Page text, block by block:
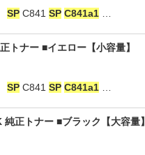
SP C841 SP C841a1
トナー ■イエロー【小容量】
SP C841 SP C841a1
正トナー ■ブラック【大容量】